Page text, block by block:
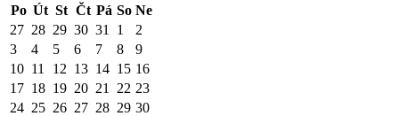
Po Út St Čt Pá So Ne
27 28 29 30 31 1
2
3
4 5 6 7 8
9
10 11 12 13 14 15 16
17 18 19 20 21 22 23
24 25 26 27 28 29 30